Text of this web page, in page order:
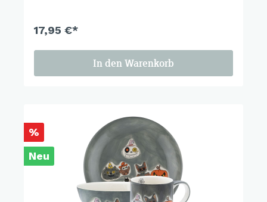
17,95 €*
In den Warenkorb
%
Neu